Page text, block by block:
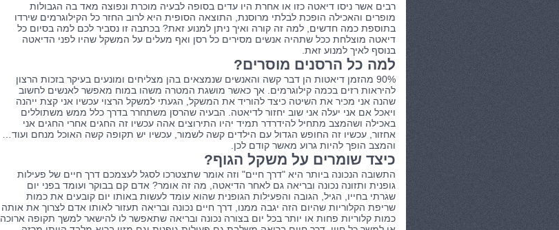
רבים אשר ניסו דיאטה כזו או אחרת היו עדים בסופה לבעיה מוכרת ונפוצה מאד בה הגבולות
מופרים והאכילה הופכת לבלתי מרוסנת, התוצאה הסופית היא לרוב החזר כל הקילוגרמים שירדו
בתוספת כמה חדשים, למה זה קורה ואיך ניתן למנוע זאת? בכתבה זו נסביר לכם למה בסיום כל
דיאטה מוצלחת ככל שתהיה אנשים מסירים כל רסן ואף מעלים על המשקל שהיו לפני הדיאטה
בנוסף לאיך למנוע זאת.
למה כל הרסנים מוסרים?
90% מהזמן דיאטות הן דבר קשה והאנשים שנמצאים בהן מצליחים ומונעים בעיקר בזכות הרצון
להיראות רזים בכמה קילוגרמים. אך כאשר מושגת המטרה משהו במוח מאפשר לאנשים לחשוב
שהנה אני מכיר את השיטה כיצד להוריד את המשקל, הגעתי למשקל הרצוי עכשיו אני קצת ייהנה
ויאכל אם אני יעלה אני שוב יחזור לדיאטה. הבעיה שהרסן משתחרר בדרך כלל ממש משתוללים
באכילה ושהמצב מתחיל להידרדר תמיד יהיו התירוצים אהה עכשיו זה החגים אחרי החגים אני
אחזור, עכשיו זה החופש הגדול עם הילדים קשה לשמור, עכשיו יש תקופה קשה האוכל מנחם ועוד…
והמצב הופך להיות גרוע מאשר קודם לכן.
כיצד שומרים על משקל הגוף?
התשובה הנכונה ביותר היא "דרך חיים" וזה אומר שתצטרכו לסגל לעצמכם דרך חיים של פעילות
גופנית ותזונה נכונה ובריאה גם לאחר הדיאטה, מה זה אומר? אדם קם בבוקר ועומד בפני יום
שגרתי בחייו, הגיל, הגובה והפעילות הגופנית שהוא עומד לעשות באותו יום קובעים את כמות
שריפת הקלוריות שהיום הזה יגבה ממנו, דרך חיים נכונה ובריאה תעזור לאותו אדם לצרוך את אותה
כמות קלוריות פחות או יותר בכל יום בצורה נכונה ובריאה שתאפשר לו להישאר למשך תקופה ארוכה